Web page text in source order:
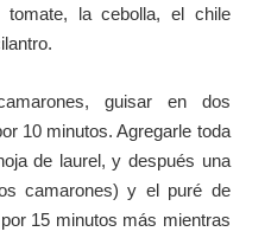
la cebolla, el chile
guisar en dos
10 minutos. Agregarle toda
de laurel, y después una
camarones) y el puré de
15 minutos más mientras